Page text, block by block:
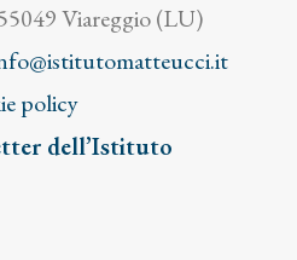
Viareggio (LU)
policy
dell’Istituto